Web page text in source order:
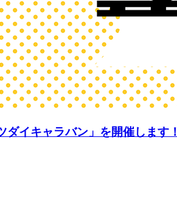
ダイキャラバン」を開催します！